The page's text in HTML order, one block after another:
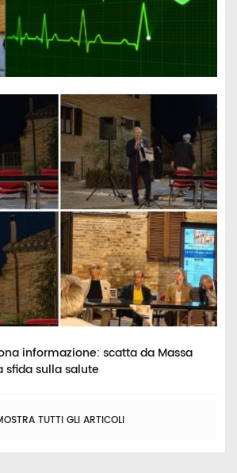
informazione: scatta da Massa
sfida sulla salute
TUTTI GLI ARTICOLI